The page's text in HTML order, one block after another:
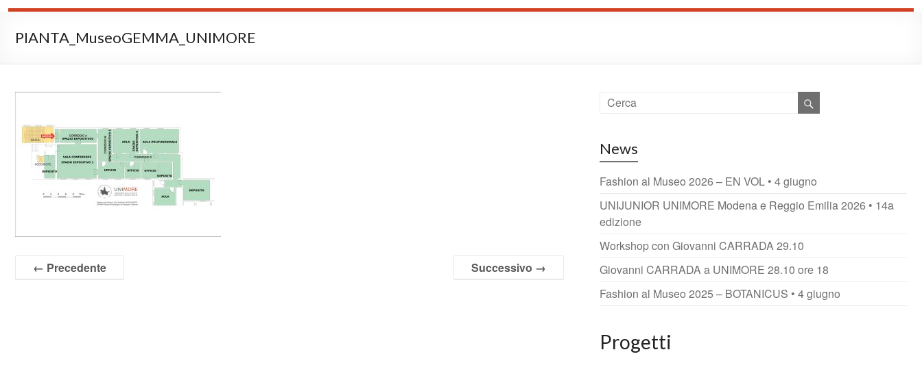
PIANTA_MuseoGEMMA_UNIMORE
← Precedente Successivo →
News
Fashion al Museo 2026 – EN VOL • 4 giugno
UNIJUNIOR UNIMORE Modena e Reggio Emilia 2026 • 14a
edizione
Workshop con Giovanni CARRADA 29.10
Giovanni CARRADA a UNIMORE 28.10 ore 18
Fashion al Museo 2025 – BOTANICUS • 4 giugno
Progetti